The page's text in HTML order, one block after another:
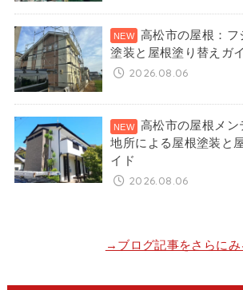
高松市の屋根：フ
塗装と屋根塗り替えガ
2026.08.06
高松市の屋根メン
地所による屋根塗装と
イド
2026.08.06
→ブログ記事をさらにみ